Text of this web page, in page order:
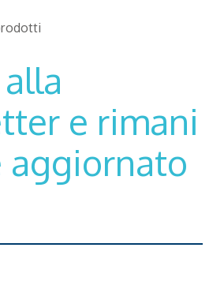
e rimani
aggiornato